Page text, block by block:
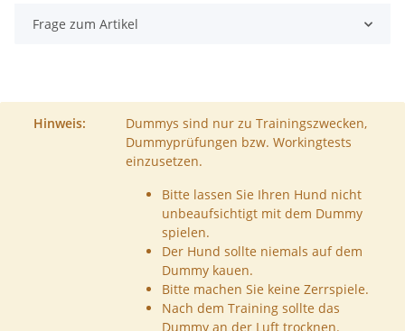
Frage zum Artikel
Hinweis:
Dummys sind nur zu Trainingszwecken,
Dummyprüfungen bzw. Workingtests
einzusetzen.
Bitte lassen Sie Ihren Hund nicht
unbeaufsichtigt mit dem Dummy
spielen.
Der Hund sollte niemals auf dem
Dummy kauen.
Bitte machen Sie keine Zerrspiele.
Nach dem Training sollte das
Dummy an der Luft trocknen.